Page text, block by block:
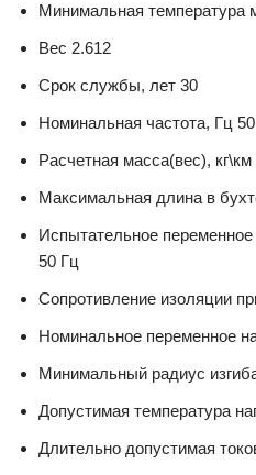
Минимальная температура
Вес 2.612
Срок службы, лет 30
Номинальная частота, Гц 50
Расчетная масса(вес), кг\км
Максимальная длина в
Испытательное
50 Гц
Сопротивление изоляции
Номинальное переменное
Минимальный радиус
Допустимая температура
Длительно допустимая